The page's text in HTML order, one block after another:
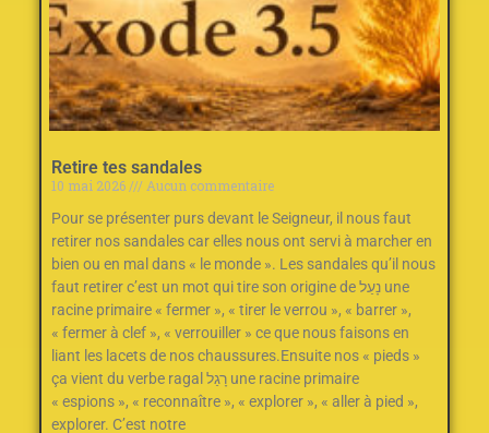
Retire tes sandales
10 mai 2026
Aucun commentaire
Pour se présenter purs devant le Seigneur, il nous faut
retirer nos sandales car elles nous ont servi à marcher en
bien ou en mal dans « le monde ». Les sandales qu’il nous
faut retirer c’est un mot qui tire son origine de נָעַל une
racine primaire « fermer », « tirer le verrou », « barrer »,
« fermer à clef », « verrouiller » ce que nous faisons en
liant les lacets de nos chaussures.Ensuite nos « pieds »
ça vient du verbe ragal רָגַל une racine primaire
« espions », « reconnaître », « explorer », « aller à pied »,
explorer. C’est notre